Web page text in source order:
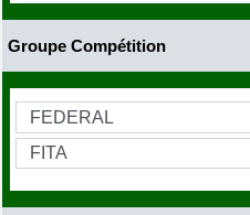
Groupe Compétition